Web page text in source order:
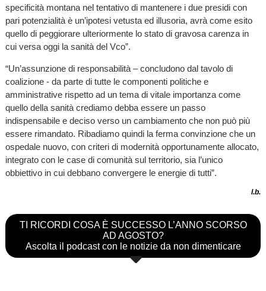
specificità montana nel tentativo di mantenere i due presidi con
pari potenzialità è un’ipotesi vetusta ed illusoria, avrà come esito
quello di peggiorare ulteriormente lo stato di gravosa carenza in
cui versa oggi la sanità del Vco”.
“Un’assunzione di responsabilità – concludono dal tavolo di
coalizione - da parte di tutte le componenti politiche e
amministrative rispetto ad un tema di vitale importanza come
quello della sanità crediamo debba essere un passo
indispensabile e deciso verso un cambiamento che non può più
essere rimandato. Ribadiamo quindi la ferma convinzione che un
ospedale nuovo, con criteri di modernità opportunamente allocato,
integrato con le case di comunità sul territorio, sia l’unico
obbiettivo in cui debbano convergere le energie di tutti”.
l.b.
TI RICORDI COSA È SUCCESSO L’ANNO SCORSO
AD AGOSTO?
Ascolta il podcast con le notizie da non dimenticare